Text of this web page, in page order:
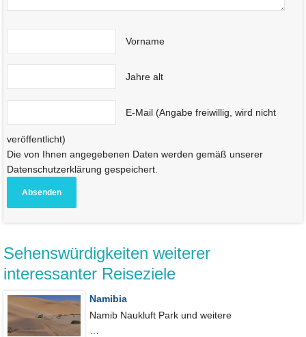
Vorname
Jahre alt
E-Mail (Angabe freiwillig, wird nicht
veröffentlicht)
Die von Ihnen angegebenen Daten werden gemäß unserer
Datenschutzerklärung gespeichert.
Sehenswürdigkeiten weiterer
interessanter Reiseziele
Namibia
Namib Naukluft Park und weitere
…